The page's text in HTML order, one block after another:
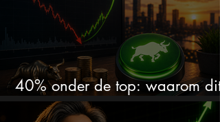
40% onder de top: waarom dit
aandeel weer interessant wordt